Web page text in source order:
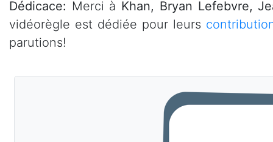
Dédicace: Merci à Khan, Bryan Lefebvre,
vidéorègle est dédiée pour leurs
parutions!